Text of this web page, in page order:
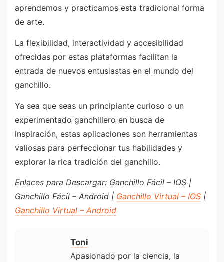
aprendemos y practicamos esta tradicional forma
de arte.
La flexibilidad, interactividad y accesibilidad
ofrecidas por estas plataformas facilitan la
entrada de nuevos entusiastas en el mundo del
ganchillo.
Ya sea que seas un principiante curioso o un
experimentado ganchillero en busca de
inspiración, estas aplicaciones son herramientas
valiosas para perfeccionar tus habilidades y
explorar la rica tradición del ganchillo.
Enlaces para Descargar: Ganchillo Fácil – IOS |
Ganchillo Fácil – Android | Ganchillo Virtual – IOS |
Ganchillo Virtual – Android
Toni
Apasionado por la ciencia, la